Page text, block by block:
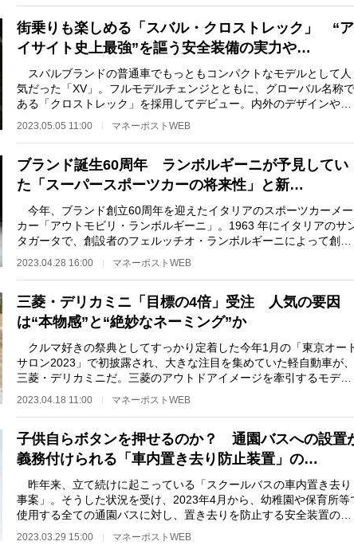
街乗りも楽しめる「スバル・クロストレック」 “ア
イサイト史上最強”を謳う安全装備の実力や…
スバルブランドの普通車でもっともコンパクトなモデルとして人
気だった「XV」。フルモデルチェンジとともに、グローバル名称で
ある「クロストレック」を採用してデビュー。内外のデザインや走
2023.05.05 11:00 マネーポストWEB
ブランド誕生60周年 ランボルギーニが予見してい
た「スーパースポーツカーの将来性」と新…
今年、ブランド創立60周年を迎えたイタリアのスポーツカーメー
カー「アウトモビリ・ランボルギーニ」。1963 年にイタリアのサ
タガータで、創設者のフェルッチオ・ランボルギーニによって創設
2023.04.28 16:00 マネーポストWEB
三菱・デリカミニ「目標の4倍」受注 人気の要因
は“本物感”と“絶妙なネーミング”か
クルマ好きの祭典としてすっかり定着した今年1月の「東京オー
サロン2023」で初披露され、大きな注目を集めていた軽自動車が、
三菱・デリカミニだ。三菱のアウトドアイメージを牽引するモデル
2023.04.18 11:00 マネーポストWEB
子供自らボタンを押せるのか？ 通園バスへの設置
義務付けられる「車内置き去り防止装置」の…
昨年来、立て続けに起こっている「スクールバスの車内置き去り
事案」。そうした状況を受け、2023年4月から、幼稚園や保育所等
使用する全ての通園バスに対し、置き去りを防止する安全装置の設
2023.03.29 15:00 マネーポストWEB